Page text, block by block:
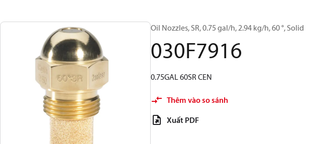
Oil Nozzles, SR, 0.75 gal/h, 2.94 kg/h, 60 °, Solid
030F7916
0.75GAL 60SR CEN
Thêm vào so sánh
Xuất PDF